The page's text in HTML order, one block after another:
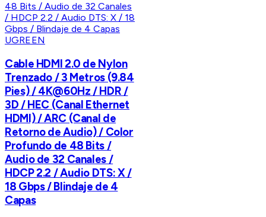
UGREEN
Cable HDMI 2.0 de Nylon
Trenzado / 3 Metros (9.84
Pies) / 4K@60Hz / HDR /
3D / HEC (Canal Ethernet
HDMI) / ARC (Canal de
Retorno de Audio) / Color
Profundo de 48 Bits /
Audio de 32 Canales /
HDCP 2.2 / Audio DTS: X /
18 Gbps / Blindaje de 4
Capas